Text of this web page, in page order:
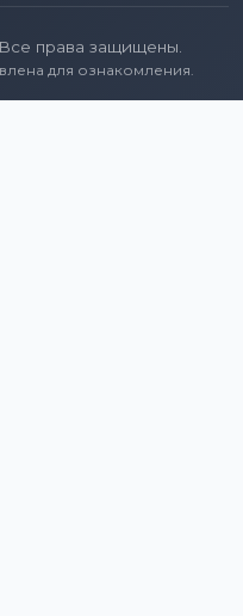
права защищены.
для ознакомления.